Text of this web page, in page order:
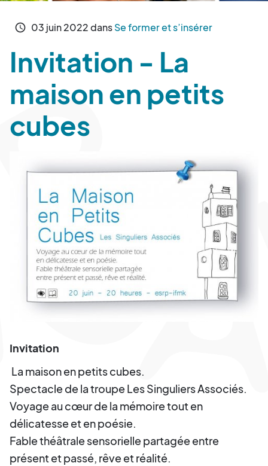
schedule 03 juin2022dansSe former et s’insérer
Invitation - La
maison en petits
cubes
Invitation
La maison en petits cubes.
Spectacle de la troupe Les Singuliers Associés.
Voyage au cœur de la mémoire tout en
délicatesse et en poésie.
Fable théâtrale sensorielle partagée entre
présent et passé, rêve et réalité.